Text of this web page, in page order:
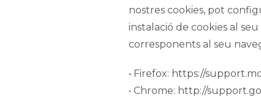
nostres cookies, pot
instalació de cookies al
corresponents al seu
• Firefox: https://
• Chrome: http://